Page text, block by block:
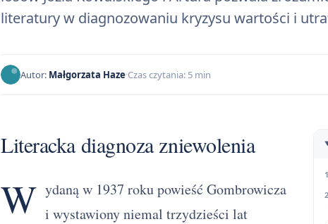
literatury w diagnozowaniu kryzysu wartości i
Autor: Małgorzata Haze Czas czytania: 5 min
Literacka diagnoza zniewolenia
W ydaną w 1937 roku powieść Gombrowicza
i wystawiony niemal trzydzieści lat